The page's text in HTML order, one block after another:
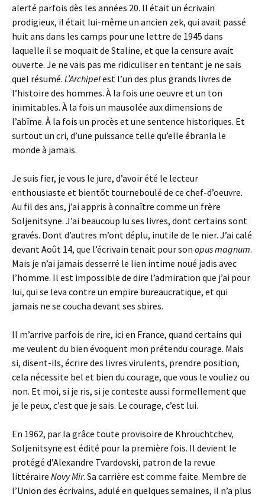
alerté parfois dès les années 20. Il était un écrivain
prodigieux, il était lui-même un ancien zek, qui avait passé
huit ans dans les camps pour une lettre de 1945 dans
laquelle il se moquait de Staline, et que la censure avait
ouverte. Je ne vais pas me ridiculiser en tentant je ne sais
quel résumé. L’Archipelest l’un des plus grands livres de
l’histoire des hommes. À la fois une oeuvre et un ton
inimitables. À la fois un mausolée aux dimensions de
l’abîme. À la fois un procès et une sentence historiques. Et
surtout un cri, d’une puissance telle qu’elle ébranla le
monde à jamais.
Je suis fier, je vous le jure, d’avoir été le lecteur
enthousiaste et bientôt tourneboulé de ce chef-d’oeuvre.
Au fil des ans, j’ai appris à connaître comme un frère
Soljenitsyne. J’ai beaucoup lu ses livres, dont certains sont
gravés. Dont d’autres m’ont déplu, inutile de le nier. J’ai calé
devant Août 14, que l’écrivain tenait pour son opus magnum.
Mais je n’ai jamais desserré le lien intime noué jadis avec
l’homme. Il est impossible de dire l’admiration que j’ai pour
lui, qui se leva contre un empire bureaucratique, et qui
jamais ne se coucha devant ses sbires.
Il m’arrive parfois de rire, ici en France, quand certains qui
me veulent du bien évoquent mon prétendu courage. Mais
si, disent-ils, écrire des livres virulents, prendre position,
cela nécessite bel et bien du courage, que vous le vouliez ou
non. Et moi, si je ris, si je conteste aussi formellement que
je le peux, c’est que je sais. Le courage, c’est lui.
En 1962, par la grâce toute provisoire de Khrouchtchev,
Soljenitsyne est édité pour la première fois. Il devient le
protégé d’Alexandre Tvardovski, patron de la revue
littéraire Novy Mir. Sa carrière est comme faite. Membre de
l’Union des écrivains, adulé en quelques semaines, il n’a plus